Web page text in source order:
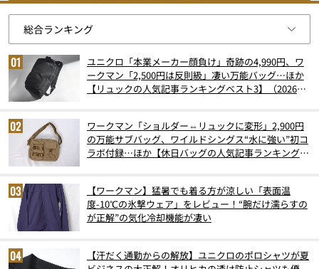
ユニクロ「本業メーカー顔負け」奇跡の4,990円、ワ
ークマン「2,500円は反則級」凄い万能バッグ…ほか
【リュックの人気記事ランキングベスト3】（2026年
ワークマン「ショルダー⇔リュックに変形」2,900円
の万能サブバッグ、ワイルドシングス“水に強い”初コ
ラボ付録…ほか【休日バッグの人気記事ランキングベ
【ワークマン】猛暑でも着る方が涼しい「表面温
度-10℃の氷撃ウェア」をレビュー！“腕だけ濡らすの
が正解”の気化冷却機能が凄い
【汗だく通勤からの解放】ユニクロのポロシャツが夏